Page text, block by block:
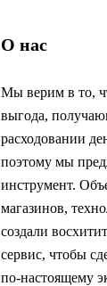
О нас
Мы верим в то,
выгода,
расходовании
поэтому мы
инструмент.
магазинов,
создали
сервис, чтобы
по-настоящему